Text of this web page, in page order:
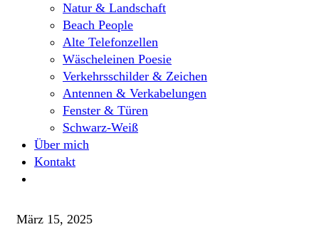
Natur & Landschaft
Beach People
Alte Telefonzellen
Wäscheleinen Poesie
Verkehrsschilder & Zeichen
Antennen & Verkabelungen
Fenster & Türen
Schwarz-Weiß
Über mich
Kontakt
März 15, 2025